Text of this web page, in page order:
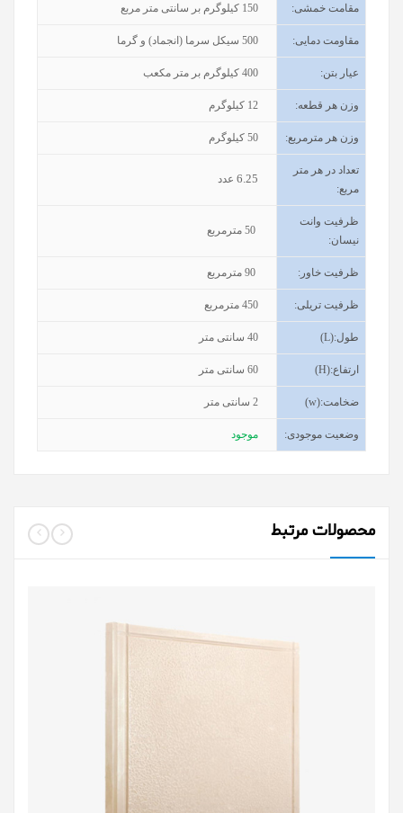
مقامت خمشی: 150 کیلوگرم بر سانتی متر مربع
مقاومت دمایی: 500 سیکل سرما (انجماد) و گرما
عیار بتن:
400 کیلوگرم بر متر مکعب
وزن هر قطعه: 12 کیلوگرم
وزن هر مترمربع: 50 کیلوگرم
تعداد در هر متر
مربع:
6.25 عدد
ظرفیت وانت
نیسان:
50 مترمربع
ظرفیت خاور :
90 مترمربع
ظرفیت تریلی:
450 مترمربع
طول(L):
40 سانتی متر
ارتفاع(H):
60 سانتی متر
ضخامت(w):
2 سانتی متر
وضعیت موجودی: موجود
محصولات مرتبط